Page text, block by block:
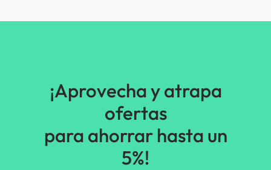
¡Aprovecha y atrapa
ofertas
para ahorrar hasta un
5%!